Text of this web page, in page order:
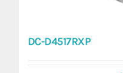
DC-D4517RXP